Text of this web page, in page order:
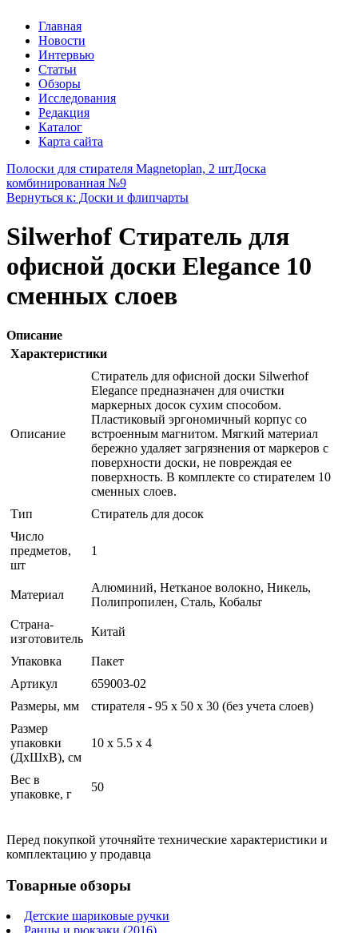
Главная
Новости
Интервью
Статьи
Обзоры
Исследования
Редакция
Каталог
Карта сайта
Полоски для стирателя Magnetoplan, 2 штДоска
комбинированная №9
Вернуться к: Доски и флипчарты
Silwerhof Стиратель для
офисной доски Elegance 10
сменных слоев
Описание
Характеристики
Описание
Стиратель для офисной доски Silwerhof
Elegance предназначен для очистки
маркерных досок сухим способом.
Пластиковый эргономичный корпус со
встроенным магнитом. Мягкий материал
бережно удаляет загрязнения от маркеров с
поверхности доски, не повреждая ее
поверхность. В комплекте со стирателем 10
сменных слоев.
Тип
Стиратель для досок
Число
предметов,
шт
1
Материал
Алюминий, Нетканое волокно, Никель,
Полипропилен, Сталь, Кобальт
Страна-
изготовитель
Китай
Упаковка
Пакет
Артикул
659003-02
Размеры, мм
стирателя - 95 х 50 х 30 (без учета слоев)
Размер
упаковки
(ДхШхВ), см
10 x 5.5 x 4
Вес в
упаковке, г
50
Перед покупкой уточняйте технические характеристики и
комплектацию у продавца
Товарные обзоры
Детские шариковые ручки